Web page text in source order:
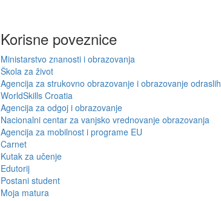
Korisne poveznice
Ministarstvo znanosti i obrazovanja
Škola za život
Agencija za strukovno obrazovanje i obrazovanje odraslih
WorldSkills Croatia
Agencija za odgoj i obrazovanje
Nacionalni centar za vanjsko vrednovanje obrazovanja
Agencija za mobilnost i programe EU
Carnet
Kutak za učenje
Edutorij
Postani student
Moja matura